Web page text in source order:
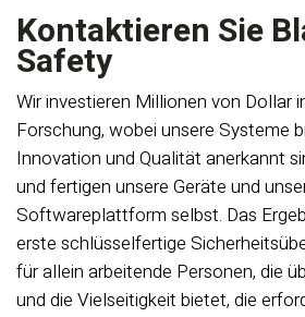
Kontaktieren Sie
Safety
Wir investieren Millionen von Dollar
Forschung, wobei unsere Systeme
Innovation und Qualität anerkannt
und fertigen unsere Geräte und
Softwareplattform selbst. Das
erste schlüsselfertige
für allein arbeitende Personen, die
und die Vielseitigkeit bietet, die